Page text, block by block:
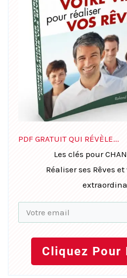
PDF GRATUIT QUI RÉVÈLE...
Les clés pour
Réaliser ses Rêves
Cliquez Pour